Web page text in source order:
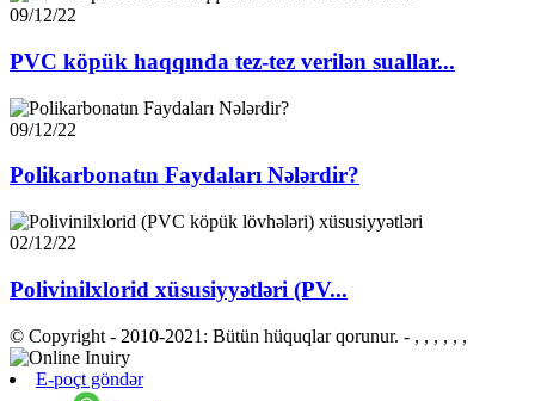
09/12/22
PVC köpük haqqında tez-tez verilən suallar...
09/12/22
Polikarbonatın Faydaları Nələrdir?
02/12/22
Polivinilxlorid xüsusiyyətləri (PV...
© Copyright - 2010-2021: Bütün hüquqlar qorunur. - , , , , , ,
E-poçt göndər